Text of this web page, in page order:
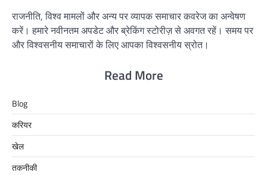
राजनीति, विश्व मामलों और अन्य पर व्यापक समाचार कवरेज का अन्वेषण
करें। हमारे नवीनतम अपडेट और ब्रेकिंग स्टोरीज़ से अवगत रहें। समय पर
और विश्वसनीय समाचारों के लिए आपका विश्वसनीय स्रोत।
Read More
Blog
करियर
खेल
तकनीकी